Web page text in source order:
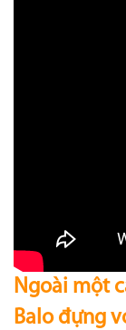
Ngoài một
Balo đựng